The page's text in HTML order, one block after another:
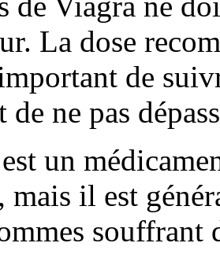
La dose
de
de ne pas
un
il est
souffrant